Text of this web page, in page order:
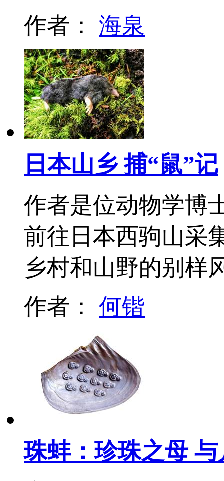
作者： 海泉
日本山乡 捕“鼠”记
作者是位动物学博
前往日本西驹山采
乡村和山野的别样
作者： 何锴
珠蚌：珍珠之母